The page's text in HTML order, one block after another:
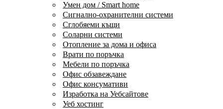
Умен дом / Smart home
Сигнално-охранителни системи
Сглобяеми къщи
Соларни системи
Отопление за дома и офиса
Врати по поръчка
Мебели по поръчка
Офис обзавеждане
Офис консумативи
Изработка на Уебсайтове
Уеб хостинг